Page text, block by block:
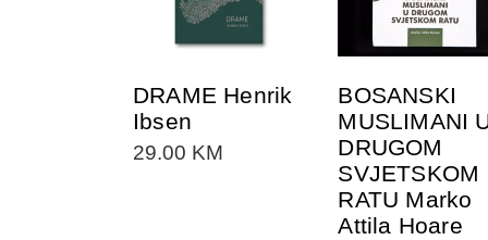
DRAME Henrik
Ibsen
29.00 KM
BOSANSKI
MUSLIMANI
DRUGOM
SVJETSKOM
RATU Marko
Attila Hoare